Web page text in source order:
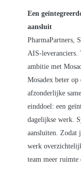
Een
aansluit
PharmaPartners,
AIS-leveranciers.
ambitie met
Mosadex beter
afzonderlijke
einddoel: een
dagelijkse werk.
aansluiten. Zodat
werk
team meer ruimte